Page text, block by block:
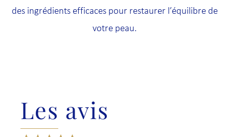
des ingrédients efficaces pour restaurer l’équilibre de
votre peau.
Les avis